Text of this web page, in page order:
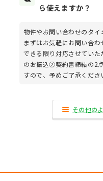
ら使えますか？
物件やお問い合わせのタイ
まずはお気軽にお問い合わ
できる限り対応させてい
のお振込②契約書締結の2
すので、予めご了承くださ
その他の